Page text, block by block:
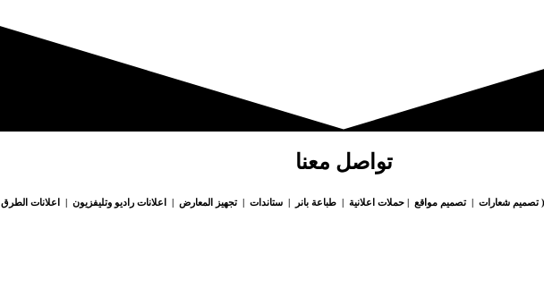
تواصل معنا
تصميم شعارات | تصميم مواقع | حملات اعلانية | طباعة بانر | ستاندات | تجهيز المعارض | اعلانات راديو وتليفزيون | اعلانات الطرق